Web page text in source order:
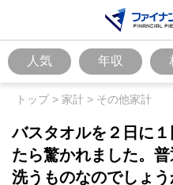
人気 年収
トップ> 家計 > その他家計
バスタオルを２日に
たら驚かれました。
洗うものなのでしょう